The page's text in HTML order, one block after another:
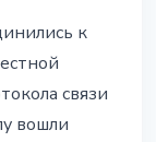
и
к
связи
вошли